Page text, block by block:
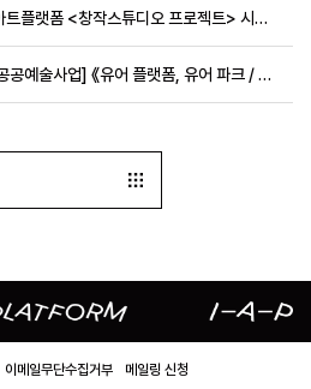
2026 인천아트플랫폼 <창작스튜디오 프로젝트> 시민참여 워크숍 8월
[2022 IAP 공공예술사업] 《유어 플랫폼, 유어 파크 / Re-wild garden: Forest》
이메일무단수집거부 메일링 신청